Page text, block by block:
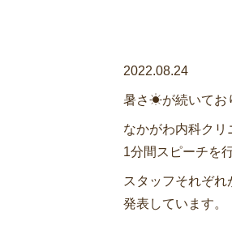
2022.08.24
暑さ☀が続いてお
なかがわ内科ク
1分間スピーチを
スタッフそれぞ
発表しています。